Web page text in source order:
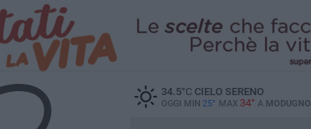
34.5°CCIELO SERENO
OGGI MIN 25° MAX 34° A MODUGNO